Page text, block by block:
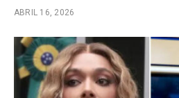
ABRIL 16, 2026